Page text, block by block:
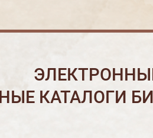
КАТАЛОГИ